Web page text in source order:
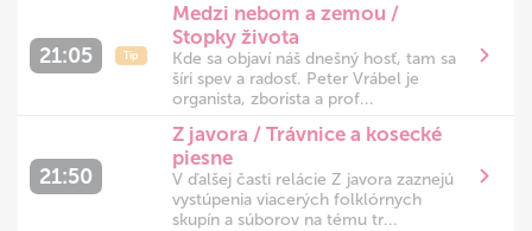
21:05 Tip
Medzi nebom a zemou /
Stopky života
Kde sa objaví náš dnešný hosť, tam sa
šíri spev a radosť. Peter Vrábel je
organista, zborista a prof...
21:50
Z javora / Trávnice a kosecké
piesne
V ďalšej časti relácie Z javora zaznejú
vystúpenia viacerých folklórnych
skupín a súborov na tému tr...